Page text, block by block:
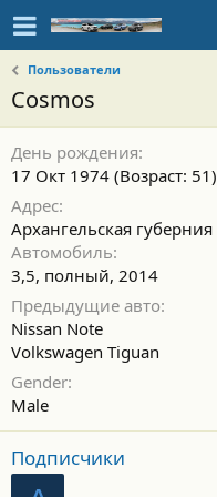
Пользователи
Cosmos
День рождения
17 Окт 1974 (Возраст: 51)
Адрес
Архангельская губерния
Автомобиль
3,5, полный, 2014
Предыдущие авто
Nissan Note
Volkswagen Tiguan
Gender
Male
Подписчики